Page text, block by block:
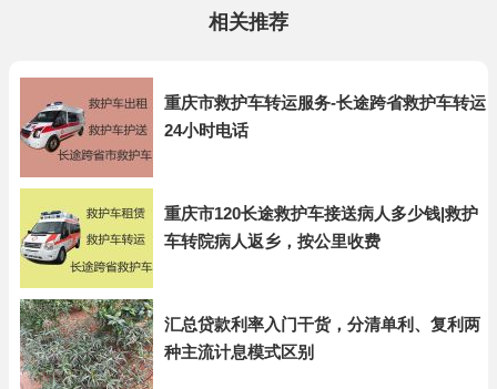
相关推荐
重庆市救护车转运服务-长途跨省救护车转运
24小时电话
重庆市120长途救护车接送病人多少钱|救护
车转院病人返乡，按公里收费
汇总贷款利率入门干货，分清单利、复利两
种主流计息模式区别